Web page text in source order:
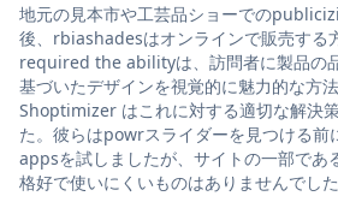
地元の見本市や工芸品ショーでの
後、rbiashadesはオンラインで販売する
required the abilityは、訪問者に製品の
基づいたデザインを視覚的に魅力的な方
Shoptimizer はこれに対する適切な解決
た。彼らはpowrスライダーを見つける
appsを試しましたが、サイトの一部であ
格好で使いにくいものはありませんでした